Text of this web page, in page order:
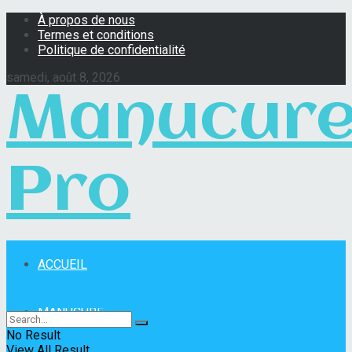
À propos de nous
Termes et conditions
Politique de confidentialité
samedi, août 8, 2026
Pro
ACCUEIL
MANUCURE
No Result